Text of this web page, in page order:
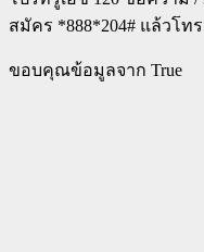
สมัคร *888*204# แล้วโท
ขอบคุณข้อมูลจาก True